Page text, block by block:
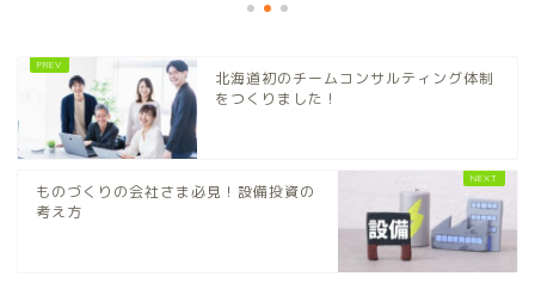
北海道初のチームコンサルティング体制
をつくりました！
ものづくりの会社さま必見！設備投資の
考え方